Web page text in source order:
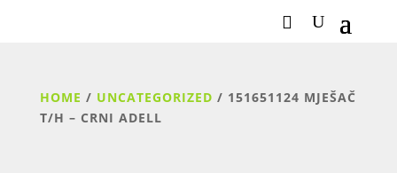
HOME / UNCATEGORIZED / 151651124 MJEŠAČ
T/H – CRNI ADELL